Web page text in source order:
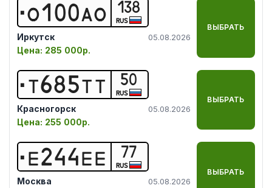
О1 00АО 138
RUS
Иркутск 05.08.2026
Цена: 285 000р.
ВЫБРАТЬ
Т685ТТ 50
RUS
Красногорск 05.08.2026
Цена: 255 000р.
ВЫБРАТЬ
Е244ЕЕ 77
RUS
Москва 05.08.2026
ВЫБРАТЬ